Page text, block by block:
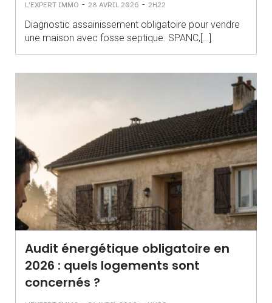
L'EXPERT IMMO - 28 AVRIL 2026 - 2H22
Diagnostic assainissement obligatoire pour vendre
une maison avec fosse septique. SPANC,[…]
Audit énergétique obligatoire en
2026 : quels logements sont
concernés ?